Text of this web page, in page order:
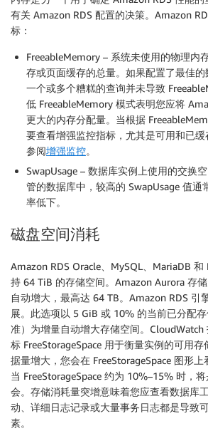
有关 Amazon RDS 配置的决策。Amazon
标：
FreeableMemory – 系统未使用的物理内
存或页面缓存的总量。如果配置了最佳的
一个或多个糟糕的查询并未导致
低 FreeableMemory 模式表明您应将
更大的内存分配量。当根据
要查看增强监控指标，尤其是可用和已
参阅增强监控。
SwapUsage – 数据库实例上使用的交换
管的数据库中，较高的 SwapUsage 值通
率低下。
磁盘空间消耗
Amazon RDS Oracle、MySQL、MariaDB 和
持 64 TiB 的存储空间。Amazon Aurora 存
自动增大，最高达 64 TB。Amazon RDS 引
展。此选项以 5 GiB 或 10% 的当前已分配
准）为增量自动增大存储空间。CloudWatch
标 FreeStorageSpace 用于衡量实例的可用
据量增大，您会在 FreeStorageSpace 图形上
当 FreeStorageSpace 约为 10%–15% 时，
会。存储消耗量突增意味着您应查看数据库
动、详细日志记录或大量事务日志都是导致
素。